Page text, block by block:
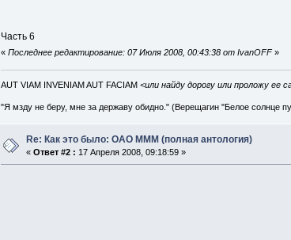
Часть 6
« Последнее редактирование: 07 Июля 2008, 00:43:38 от IvanOFF»
AUT VIAM INVENIAM AUT FACIAM <или найду дорогу или проложу ее
"Я мзду не беру, мне за державу обидно." (Верещагин "Белое солнце
Re: Как это было: ОАО МММ (полная антология)
«Ответ #2 : 17 Апреля 2008, 09:18:59 »